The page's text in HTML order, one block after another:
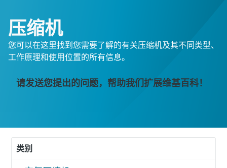
压缩机
您可以在这里找到您需要了解的有关压缩机及其不同类型、
工作原理和使用位置的所有信息。
请发送您提出的问题，帮助我们扩展维基百科！
类别